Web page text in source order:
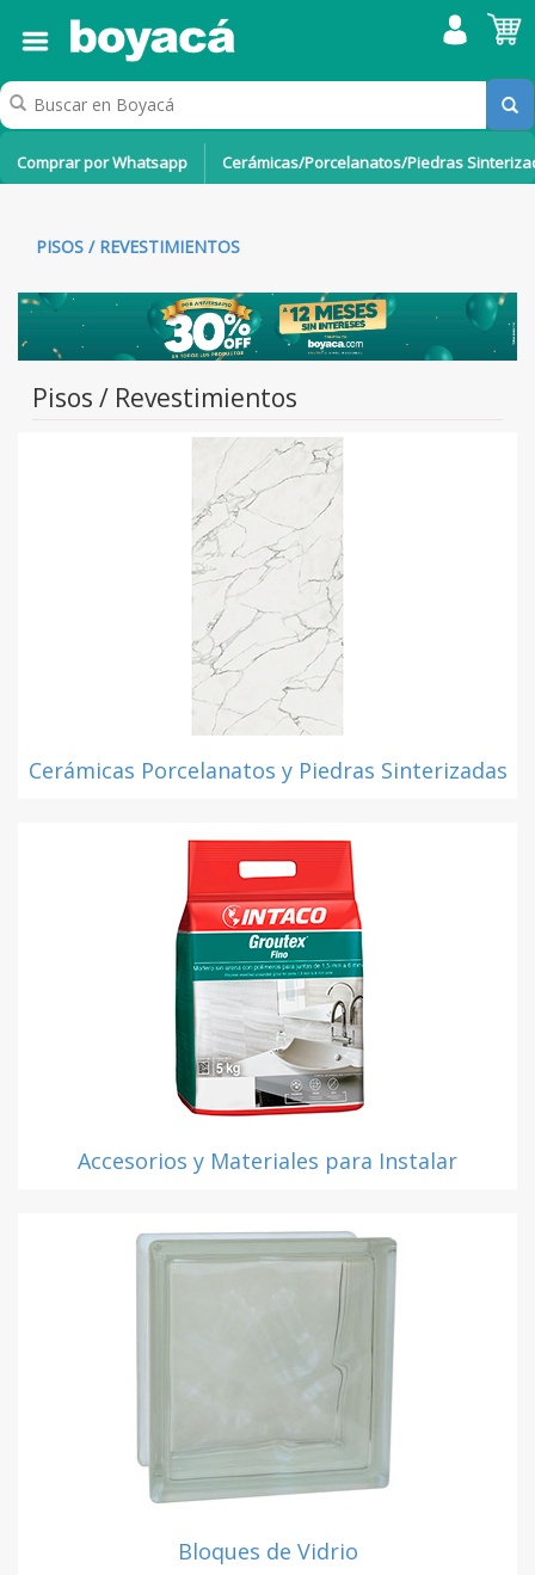
Comprar por Whatsapp Cerámicas/Porcelanatos/Piedras
PISOS / REVESTIMIENTOS
Pisos / Revestimientos
Cerámicas Porcelanatos y Piedras Sinterizadas
Accesorios y Materiales para Instalar
Bloques de Vidrio